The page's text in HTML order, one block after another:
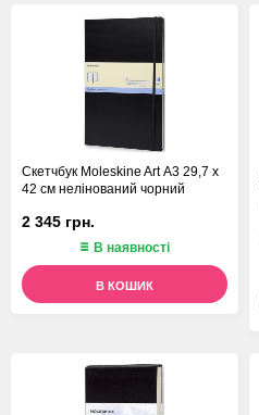
Скетчбук Moleskine Art А3 29,7 х
42 см нелінований чорний
2 345 грн.
В наявності
В КОШИК